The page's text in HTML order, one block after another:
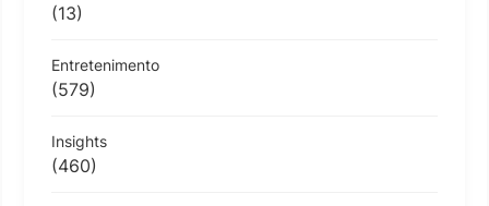
(13)
Entretenimento
(579)
Insights
(460)